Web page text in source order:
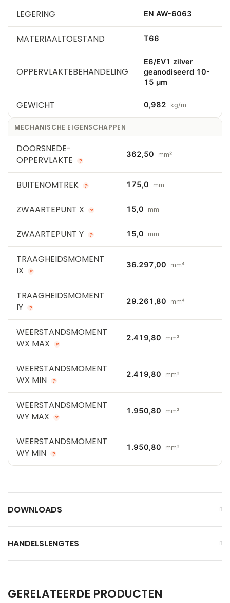
LEGERING EN AW-6063
MATERIAALTOESTAND T66
OPPERVLAKTEBEHANDELING
E6/EV1 zilver
geanodiseerd 10-
15 µm
GEWICHT 0,982 kg/m
MECHANISCHE EIGENSCHAPPEN
DOORSNEDE-
OPPERVLAKTE
?
362,50 mm²
BUITENOMTREK ? 175,0 mm
ZWAARTEPUNT X ? 15,0 mm
ZWAARTEPUNT Y ? 15,0 mm
TRAAGHEIDSMOMENT
IX
?
36.297,00 mm⁴
TRAAGHEIDSMOMENT
IY
?
29.261,80 mm⁴
WEERSTANDSMOMENT
WX MAX
?
2.419,80 mm³
WEERSTANDSMOMENT
WX MIN
?
2.419,80 mm³
WEERSTANDSMOMENT
WY MAX
?
1.950,80 mm³
WEERSTANDSMOMENT
WY MIN
?
1.950,80 mm³
DOWNLOADS
HANDELSLENGTES
GERELATEERDE PRODUCTEN